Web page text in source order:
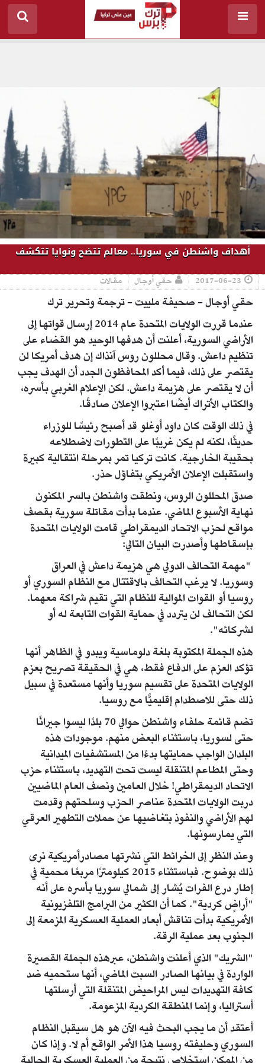
أهداف واشنطن في سوريا.. معالم تتضح ونوايا تتكشف
2017-06-23 حقي أوجال مقالات
حقي أوجال - صحيفة ملييت - ترجمة وتحرير ترك
عندما قررت الولايات المتحدة عام 2014 إرسال قواتها إلى
الأراضي السورية، أعلنت أن هدفها الوحيد هو القضاء على
تنظيم داعش. وقال محللون روس آنذاك إن هدف أمريكا لن
يقتصر على ذلك، فيما أكد المحافظون الجدد أن الهدف يجب
أن لا يقتصر على هزيمة داعش. لكن الإعلام الغربي بأسره،
والكتاب الأتراك أيضًا اعتبروا الإعلان صادقًا.
في ذلك الوقت كان داود أوغلو قد أصبح رئيسًا للوزراء
حديثًا، لكنه لم يكن غريبًا على التطورات لاضطلاعه
بحقيبة الخارجية. كانت تركيا تمر بمرحلة انتقالية كبيرة
واستقبلت الإعلان الأمريكي بتفاؤل حذر.
صدق المحللون الروس، ونطقت واشنطن بالسر المكنون
نهاية الأسبوع الماضي. عندما بدأت مقاتلة سورية بقصف
مواقع لحزب الاتحاد الديمقراطي قامت الولايات المتحدة
بإسقاطها وأصدرت البيان التالي:
"مهمة التحالف الدولي هي هزيمة داعش في العراق
وسوريا. لا يرغب التحالف بالاقتتال مع النظام السوري أو
روسيا أو القوات الموالية للنظام التي تقيم شراكة معهما.
لكن التحالف لن يتردد في حماية القوات التابعة له أو
لشركائه".
هذه الجملة المكتوبة بلغة دلوماسية ويبدو في الظاهر أنها
تؤكد العزم على الدفاع فقط، هي في الحقيقة تصريح بعزم
الولايات المتحدة على تقسيم سوريا وأنها مستعدة في سبيل
ذلك حتى للاصطدام إقليميًّا مع روسيا.
تضم قائمة حلفاء واشنطن حوالي 70 بلدًا ليسوا جيرانًا
حتى لسوريا، باستثناء البعض منهم. موجودات هذه
البلدان الواجب حمايتها بدءًا من المستشفيات الميدانية
وحتى المطاعم المتنقلة ليست تحت التهديد، باستثناء حزب
الاتحاد الديمقراطي! خلال العامين ونصف العام الماضيين
دربت الولايات المتحدة عناصر الحزب وسلحتهم وقدمت
لهم الأراضي والنفوذ بتغاضيها عن حملات التطهير العرقي
التي يمارسونها.
وعند النظر إلى الخرائط التي نشرتها مصادرأمريكية نرى
ذلك بوضوح. فباستثناء 2015 كيلومترًا مربعًا محمية في
إطار درع الفرات يُشار إلى شمالي سوريا بأسره على أنه
"أراضٍ كردية". كما أن الكثير من البرامج التلفزيونية
الأمريكية بدأت تناقش أبعاد العملية العسكرية المزمعة إلى
الجنوب بعد عملية الرقة.
"الشريك" الذي أعلنت واشنطن، عبرهذه الجملة القصيرة
الواردة في بيانها الصادر السبت الماضي، أنها ستحميه ضد
كافة التهديدات ليس المراحيض المتنقلة التي أرسلتها
أستراليا، وإنما المنطقة الكردية المزعومة.
أعتقد أن ما يجب البحث فيه الآن هو هل سيقبل النظام
السوري وحليفته روسيا هذا الأمر الواقع أم لا. وإذا كان